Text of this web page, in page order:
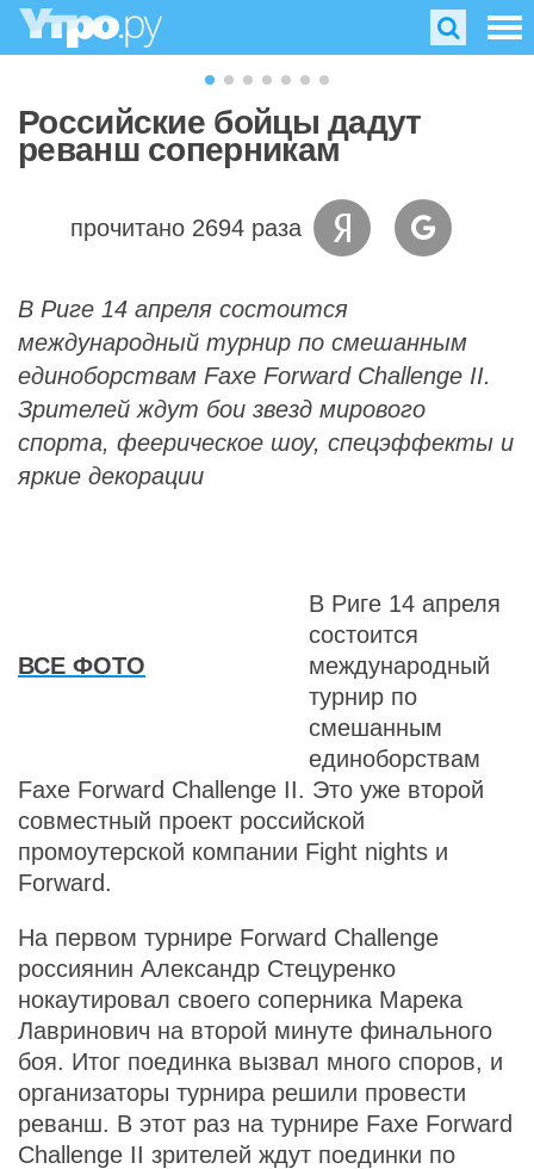
Российские бойцы дадут
реванш соперникам
прочитано 2694 раза
В Риге 14 апреля состоится
международный турнир по смешанным
единоборствам Faxe Forward Challenge II.
Зрителей ждут бои звезд мирового
спорта, феерическое шоу, спецэффекты и
яркие декорации
ВСЕ ФОТО
В Риге 14 апреля
состоится
международный
турнир по
смешанным
единоборствам
Faxe Forward Challenge II. Это уже второй
совместный проект российской
промоутерской компании Fight nights и
Forward.
На первом турнире Forward Challenge
россиянин Александр Стецуренко
нокаутировал своего соперника Марека
Лавринович на второй минуте финального
боя. Итог поединка вызвал много споров, и
организаторы турнира решили провести
реванш. В этот раз на турнире Faxe Forward
Challenge II зрителей ждут поединки по